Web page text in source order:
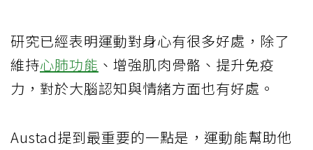
研究已經表明運動對身心有很多好處，除了
維持心肺功能 、增強肌肉骨骼、提升免疫
力，對於大腦認知與情緒方面也有好處。
Austad提到最重要的一點是，運動能幫助他